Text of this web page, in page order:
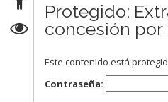
Protegido:
concesión por
Este contenido está
Contraseña: